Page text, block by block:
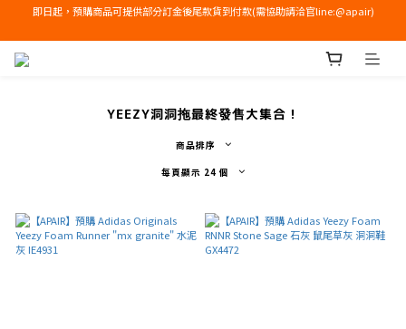
右下角加入LINE領免運+$100優惠券
右下角加入LINE領免運+$100優惠券
YEEZY洞洞拖最終發售大集合！
商品排序
每頁顯示 24 個